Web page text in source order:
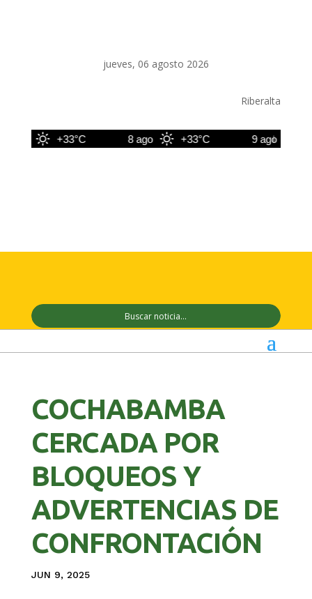
jueves, 06 agosto 2026
Riberalta
+33°C 8 ago +33°C 9 ago
COCHABAMBA
CERCADA POR
BLOQUEOS Y
ADVERTENCIAS DE
CONFRONTACIÓN
JUN 9, 2025